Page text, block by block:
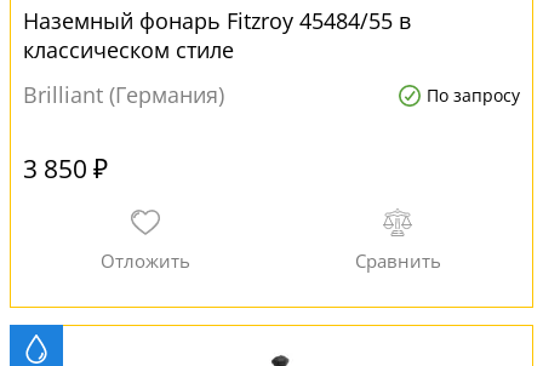
Наземный фонарь Fitzroy 45484/55 в
классическом стиле
Brilliant (Германия)
По запросу
3 850 ₽